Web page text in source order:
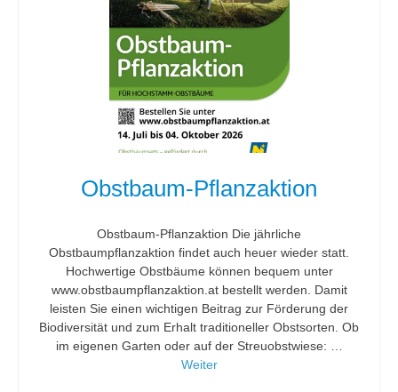
Obstbaum-Pflanzaktion
Obstbaum-Pflanzaktion Die jährliche
Obstbaumpflanzaktion findet auch heuer wieder statt.
Hochwertige Obstbäume können bequem unter
www.obstbaumpflanzaktion.at bestellt werden. Damit
leisten Sie einen wichtigen Beitrag zur Förderung der
Biodiversität und zum Erhalt traditioneller Obstsorten. Ob
im eigenen Garten oder auf der Streuobstwiese: …
Weiter